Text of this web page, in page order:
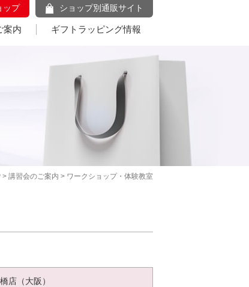
ップ ショップ別通販サイト
案内 ギフトラッピング情報
> 講習会のご案内 > ワークショップ・体験教室
店（大阪）